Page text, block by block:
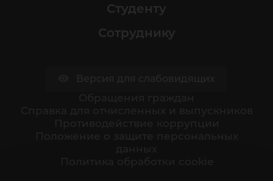
Студенту
Сотруднику